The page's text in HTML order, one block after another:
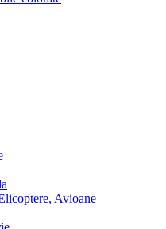
Avioane